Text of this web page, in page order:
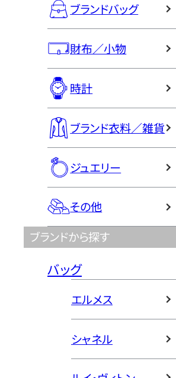
ブランドバッグ
財布／小物
時計
ブランド衣料／雑貨
ジュエリー
その他
ブランドから探す
バッグ
エルメス
シャネル